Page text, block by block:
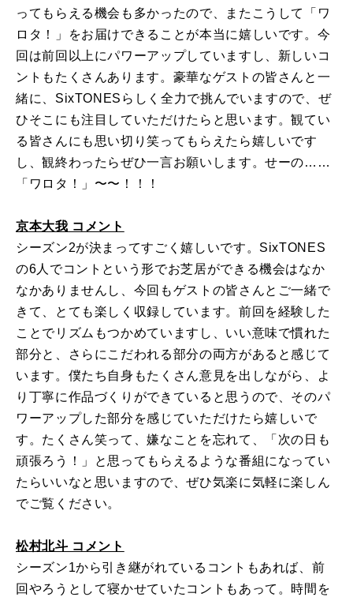
ってもらえる機会も多かったので、またこうして「ワ
ロタ！」をお届けできることが本当に嬉しいです。今
回は前回以上にパワーアップしていますし、新しいコ
ントもたくさんあります。豪華なゲストの皆さんと一
緒に、SixTONESらしく全力で挑んでいますので、ぜ
ひそこにも注目していただけたらと思います。観てい
る皆さんにも思い切り笑ってもらえたら嬉しいです
し、観終わったらぜひ一言お願いします。せーの……
「ワロタ！」〜〜！！！
京本大我 コメント
シーズン2が決まってすごく嬉しいです。SixTONES
の6人でコントという形でお芝居ができる機会はなか
なかありませんし、今回もゲストの皆さんとご一緒で
きて、とても楽しく収録しています。前回を経験した
ことでリズムもつかめていますし、いい意味で慣れた
部分と、さらにこだわれる部分の両方があると感じて
います。僕たち自身もたくさん意見を出しながら、よ
り丁寧に作品づくりができていると思うので、そのパ
ワーアップした部分を感じていただけたら嬉しいで
す。たくさん笑って、嫌なことを忘れて、「次の日も
頑張ろう！」と思ってもらえるような番組になってい
たらいいなと思いますので、ぜひ気楽に気軽に楽しん
でご覧ください。
松村北斗 コメント
シーズン1から引き継がれているコントもあれば、前
回やろうとして寝かせていたコントもあって。時間を